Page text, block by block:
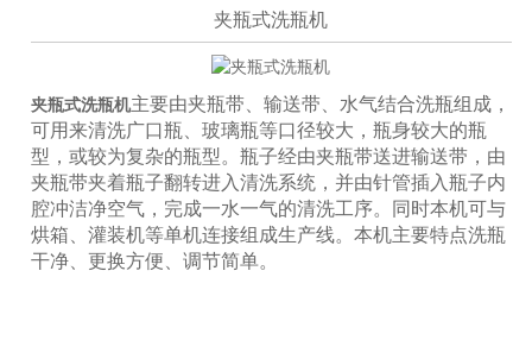
夹瓶式洗瓶机
夹瓶式洗瓶机主要由夹瓶带、输送带、水气结合洗瓶组成，
可用来清洗广口瓶、玻璃瓶等口径较大，瓶身较大的瓶
型，或较为复杂的瓶型。瓶子经由夹瓶带送进输送带，由
夹瓶带夹着瓶子翻转进入清洗系统，并由针管插入瓶子内
腔冲洁净空气，完成一水一气的清洗工序。同时本机可与
烘箱、灌装机等单机连接组成生产线。本机主要特点洗瓶
干净、更换方便、调节简单。